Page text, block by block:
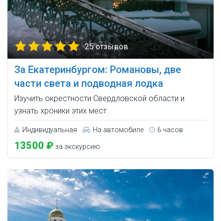
25 отзывов
За Екатеринбургом: Романовы, две
части света и подводная лодка
Изучить окрестности Свердловской области и
узнать хроники этих мест.
Индивидуальная На автомобиле 6 часов
13500 ₽ за экскурсию